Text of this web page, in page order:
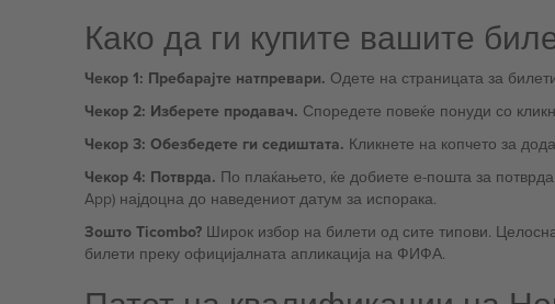
Како да ги купите вашите
Чекор 1: Пребарајте натпревари. Одете на страницата за
Чекор 2: Изберете продавач. Споредете повеќе понуди со
Чекор 3: Обезбедете ги седиштата. Кликнете на копчето за
Чекор 4: Потврда. По плаќањето, ќе добиете е-пошта за
App) најдоцна до наведениот датум за испорака.
Зошто Ticombo?Широк избор на билети од сите типови.
билети преку официјалната апликација на ФИФА.